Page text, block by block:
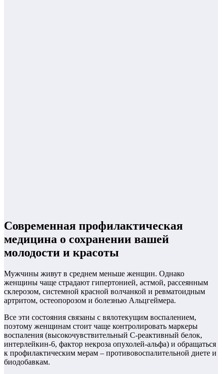
Современная профилактическая
медицина о сохранении вашей
молодости и красоты
Мужчины живут в среднем меньше женщин. Однако
женщины чаще страдают гипертонией, астмой, рассеянным
склерозом, системной красной волчанкой и ревматоидным
артритом, остеопорозом и болезнью Альцгеймера.
Все эти состояния связаны с вялотекущим воспалением,
поэтому женщинам стоит чаще контролировать маркеры
воспаления (высокочувствительный С-реактивный белок,
интерлейкин‑6, фактор некроза опухолей-альфа) и обращаться
к профилактическим мерам – противовоспалительной диете и
биодобавкам.